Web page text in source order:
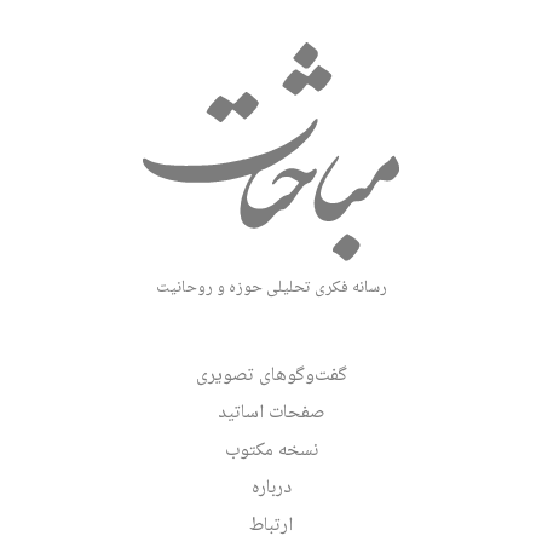
رسانه فکری تحلیلی حوزه و روحانیت
گفت‌وگوهای تصویری
صفحات اساتید
نسخه مکتوب
درباره
ارتباط